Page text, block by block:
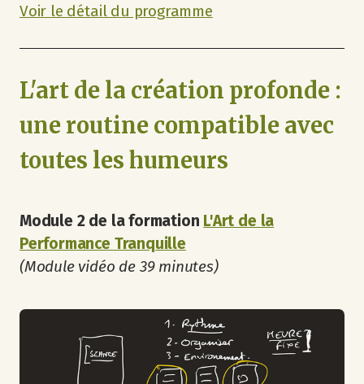
​Voir le détail du programme
L'art de la création profonde :
une routine compatible avec
toutes les humeurs
Module 2 de la formation L'Art de la
Performance Tranquille
(Module vidéo de 39 minutes)